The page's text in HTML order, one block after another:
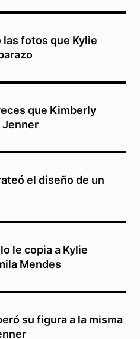
fotos que Kylie
que Kimberly
Jenner
el diseño de un
le copia a Kylie
Mendes
su figura a la misma